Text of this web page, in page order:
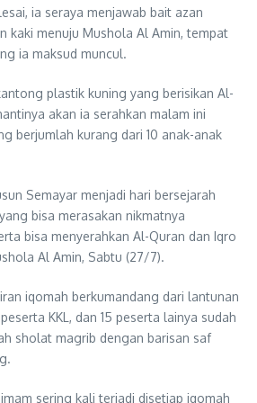
ia seraya menjawab bait azan
kaki menuju Mushola Al Amin, tempat
ia maksud muncul.
plastik kuning yang berisikan Al-
akan ia serahkan malam ini
berjumlah kurang dari 10 anak-anak
Semayar menjadi hari bersejarah
bisa merasakan nikmatnya
bisa menyerahkan Al-Quran dan Iqro
Al Amin, Sabtu (27/7).
iqomah berkumandang dari lantunan
KKL, dan 15 peserta lainya sudah
sholat magrib dengan barisan saf
sering kali terjadi disetiap iqomah